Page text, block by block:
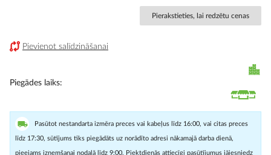
Pierakstieties, lai redzētu cenas
Pievienot salīdzināšanai
Piegādes laiks
Pasūtot nestandarta izmēra preces vai kabeļus līdz 16:00, vai citas preces
līdz 17:30, sūtījums tiks piegādāts uz norādīto adresi nākamajā darba dienā,
pieejams izņemšanai nodaļā līdz 9:00. Piektdienās attiecīgi pasūtījumus jāiesniedz